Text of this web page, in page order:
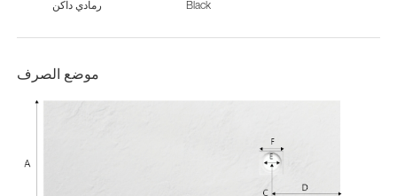
رمادي داكن Black
موضع الصرف